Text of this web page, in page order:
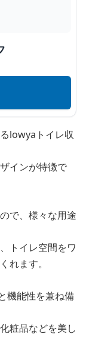
lowyaトイレ収
インが特徴で
で、様々な用途
トイレ空間をワ
れます。
機能性を兼ね備
粧品などを美し